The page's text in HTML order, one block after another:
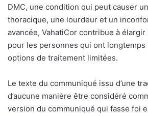
DMC, une condition qui peut causer
thoracique, une lourdeur et un
avancée, VahatiCor contribue à élargir
pour les personnes qui ont longtemps
options de traitement limitées.
Le texte du communiqué issu d’une
d’aucune manière être considéré
version du communiqué qui fasse foi